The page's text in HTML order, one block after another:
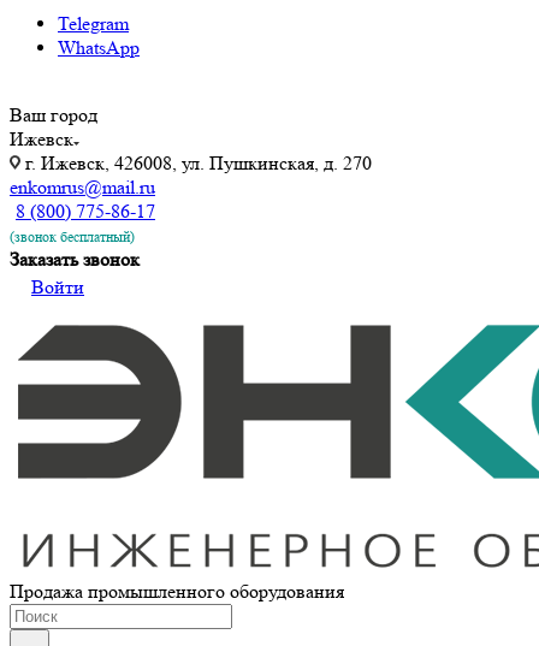
Telegram
WhatsApp
Ваш город
Ижевск
г. Ижевск, 426008, ул. Пушкинская, д. 270
enkomrus@mail.ru
8 (800) 775-86-17
(звонок бесплатный)
Заказать звонок
Войти
Продажа промышленного оборудования